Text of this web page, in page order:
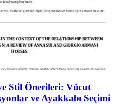
Stil Önerileri: Vücut
ve Ayakkabı Seçimi